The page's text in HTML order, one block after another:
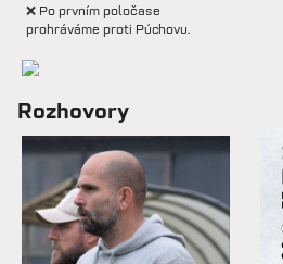
❌ Po prvním poločase
prohráváme proti Púchovu.
📋 Proti Púchovu nastoupíme v
této základní sestavě.
so 7.2.
⚽️ DNES HRAJÍ HANÁCI 🔴⚪️V
dalším přípravném utkání...
Rozhovory